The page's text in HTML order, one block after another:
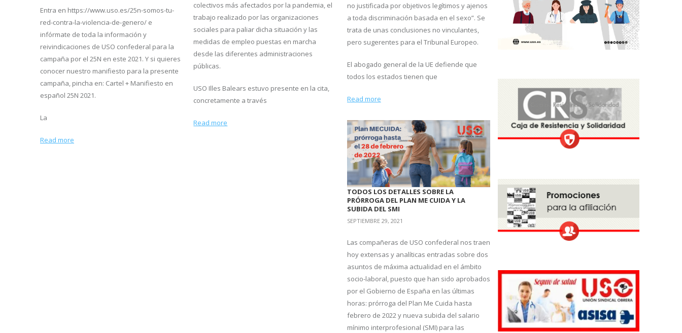
Entra en https://www.uso.es/25n-somos-tu-
red-contra-la-violencia-de-genero/ e
infórmate de toda la información y
reivindicaciones de USO confederal para la
campaña por el 25N en este 2021. Y si quieres
conocer nuestro manifiesto para la presente
campaña, pincha en: Cartel + Manifiesto en
español 25N 2021.
La
Read more
colectivos más afectados por la pandemia, el
trabajo realizado por las organizaciones
sociales para paliar dicha situación y las
medidas de empleo puestas en marcha
desde las diferentes administraciones
públicas.
USO Illes Balears estuvo presente en la cita,
concretamente a través
Read more
no justificada por objetivos legítimos y ajenos
a toda discriminación basada en el sexo”. Se
trata de unas conclusiones no vinculantes,
pero sugerentes para el Tribunal Europeo.
El abogado general de la UE defiende que
todos los estados tienen que
Read more
TODOS LOS DETALLES SOBRE LA
PRÓRROGA DEL PLAN ME CUIDA Y LA
SUBIDA DEL SMI
SEPTIEMBRE 29, 2021
Las compañeras de USO confederal nos traen
hoy extensas y analíticas entradas sobre dos
asuntos de máxima actualidad en el ámbito
socio-laboral, puesto que han sido aprobados
por el Gobierno de España en las últimas
horas: prórroga del Plan Me Cuida hasta
febrero de 2022 y nueva subida del salario
mínimo interprofesional (SMI) para las